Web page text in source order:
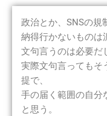
政治とか、SNSの規
納得行かないものは
文句言うのは必要だ
実際文句言ってもそ
提で、
手の届く範囲の自分
と思う。